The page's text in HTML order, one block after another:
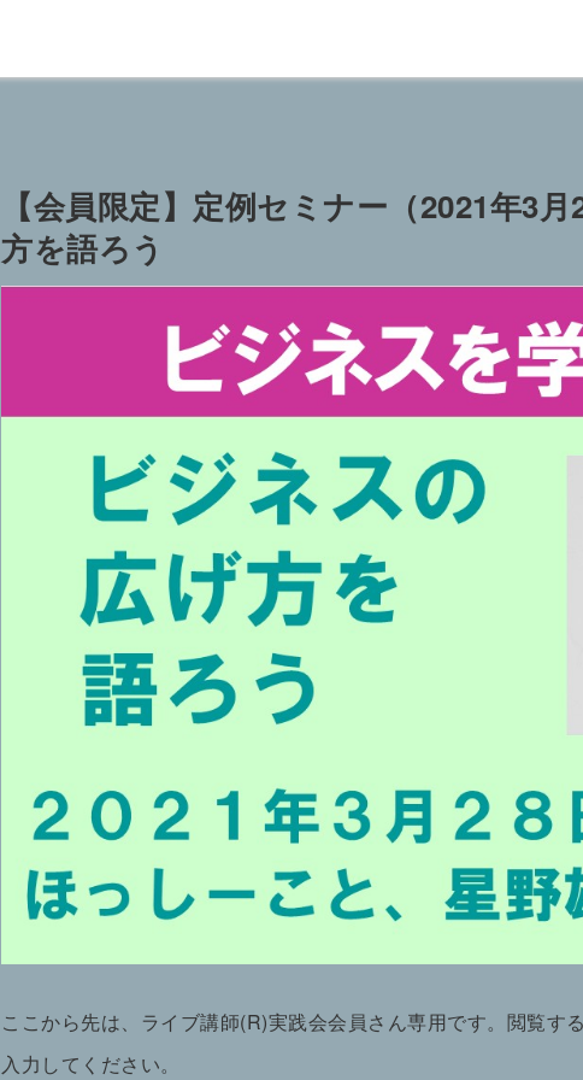
【会員限定】定例セミナー（2021年3
方を語ろう
ここから先は、ライブ講師(R)実践会会員さん専用です。閲覧す
入力してください。